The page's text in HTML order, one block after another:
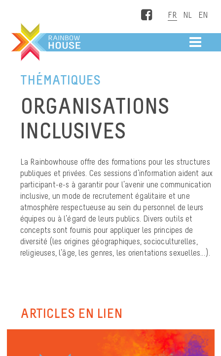
Facebook
THÉMATIQUES
ORGANISATIONS
INCLUSIVES
La Rainbowhouse offre des formations pour les structures
publiques et privées. Ces sessions d’information aident aux
participant-e-s à garantir pour l’avenir une communication
inclusive, un mode de recrutement égalitaire et une
atmosphère respectueuse au sein du personnel de leurs
équipes ou à l’égard de leurs publics. Divers outils et
concepts sont fournis pour appliquer les principes de
diversité (les origines géographiques, socioculturelles,
religieuses, l’âge, les genres, les orientations sexuelles...).
ARTICLES EN LIEN